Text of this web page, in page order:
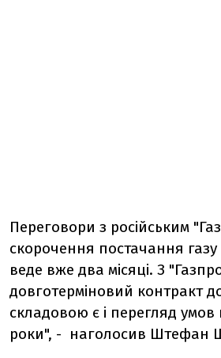
Переговори з російським
скорочення постачання
веде вже два місяці. З
довготерміновий контракт
складовою є і перегляд
роки", - наголосив Штефан